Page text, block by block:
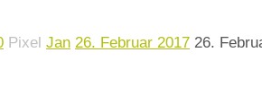
Pixel Jan 26. Februar 2017 26.